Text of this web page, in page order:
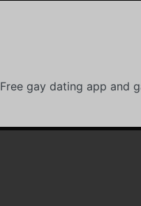
Free gay dating app and